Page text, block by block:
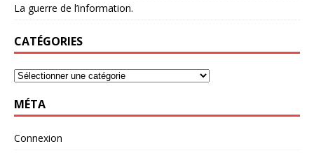
La guerre de l’information.
CATÉGORIES
MÉTA
Connexion